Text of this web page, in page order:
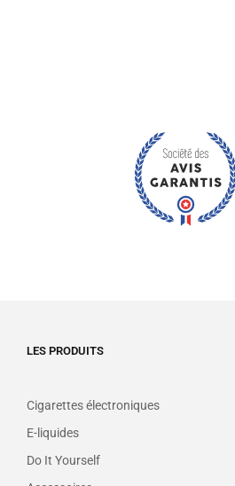
LES PRODUITS
Cigarettes électroniques
E-liquides
Do It Yourself